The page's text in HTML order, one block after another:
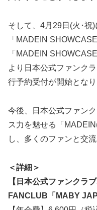
そして、4月29日(火･祝
「MADEIN
「MADEIN
より日本公式ファンク
行予約受付が開始となり
今後、日本公式ファン
ス力を魅せる「
し、多くのファンと交
＜詳細＞
【日本公式ファンクラ
FANCLUB「MABY